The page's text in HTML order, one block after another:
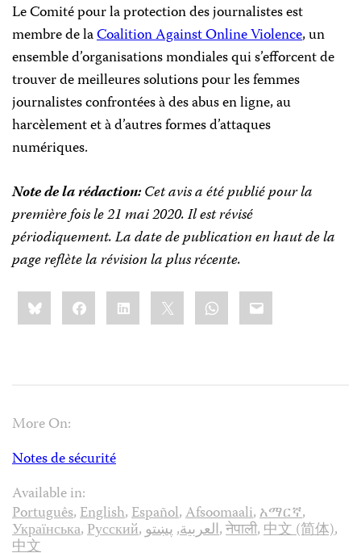
Le Comité pour la protection des journalistes est
membre de laCoalition Against Online Violence, un
ensemble d’organisations mondiales qui s’efforcent de
trouver de meilleures solutions pour les femmes
journalistes confrontées à des abus en ligne, au
harcèlement et à d’autres formes d’attaques
numériques.
Note de la rédaction:Cet avis a été publié pour la
première fois le 21 mai 2020. Il est révisé
périodiquement. La date de publication en haut de la
page reflète la révision la plus récente.
Share
this:BlueskyFacebookLinkedIn WhatsApp
Email
More On:
Notes de sécurité
Available in:
Português,English,Español,Afsoomaali,አማርኛ,
Українська,Русский, العربية,پښتو ,नेपाली,中文 (简体),
中文